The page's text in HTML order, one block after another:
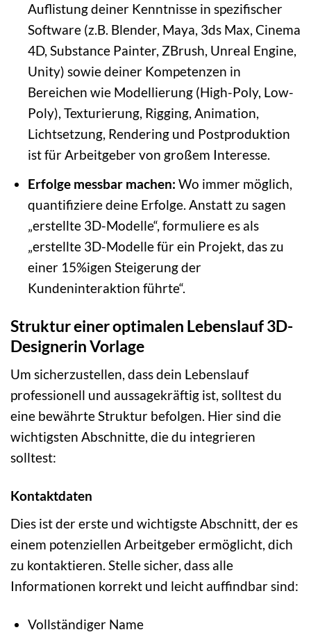
Auflistung deiner Kenntnisse in spezifischer
Software (z.B. Blender, Maya, 3ds Max, Cinema
4D, Substance Painter, ZBrush, Unreal Engine,
Unity) sowie deiner Kompetenzen in
Bereichen wie Modellierung (High-Poly, Low-
Poly), Texturierung, Rigging, Animation,
Lichtsetzung, Rendering und Postproduktion
ist für Arbeitgeber von großem Interesse.
Erfolge messbar machen: Wo immer möglich,
quantifiziere deine Erfolge. Anstatt zu sagen
„erstellte 3D-Modelle“, formuliere es als
„erstellte 3D-Modelle für ein Projekt, das zu
einer 15%igen Steigerung der
Kundeninteraktion führte“.
Struktur einer optimalen Lebenslauf 3D-
Designerin Vorlage
Um sicherzustellen, dass dein Lebenslauf
professionell und aussagekräftig ist, solltest du
eine bewährte Struktur befolgen. Hier sind die
wichtigsten Abschnitte, die du integrieren
solltest:
Kontaktdaten
Dies ist der erste und wichtigste Abschnitt, der es
einem potenziellen Arbeitgeber ermöglicht, dich
zu kontaktieren. Stelle sicher, dass alle
Informationen korrekt und leicht auffindbar sind:
Vollständiger Name